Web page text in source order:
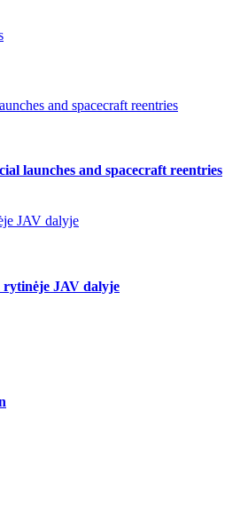
and spacecraft reentries
launches and spacecraft reentries
JAV dalyje
rytinėje JAV dalyje